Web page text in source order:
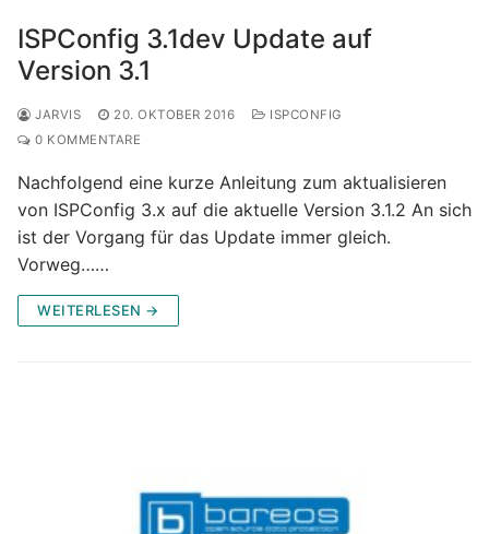
ISPConfig 3.1dev Update auf
Version 3.1
JARVIS 20. OKTOBER 2016
ISPCONFIG
0 KOMMENTARE
Nachfolgend eine kurze Anleitung zum aktualisieren
von ISPConfig 3.x auf die aktuelle Version 3.1.2 An sich
ist der Vorgang für das Update immer gleich.
Vorweg……
WEITERLESEN →